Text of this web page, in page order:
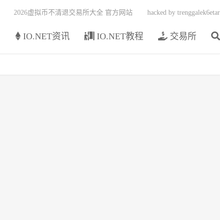
IO.NET资讯 IO.NET教程 交易所
2026虚拟币不清退交易所大全 官方网站 hacked by trenggalek6etar